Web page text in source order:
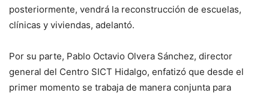
posteriormente, vendrá la reconstrucción de escuelas,
clínicas y viviendas, adelantó.
Por su parte, Pablo Octavio Olvera Sánchez, director
general del Centro SICT Hidalgo, enfatizó que desde el
primer momento se trabaja de manera conjunta para